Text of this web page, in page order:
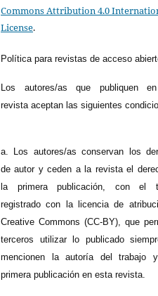
Commons Attribution 4.0
License.
Política para revistas de acceso
Los autores/as que publiquen
revista aceptan las siguientes
a. Los autores/as conservan los
de autor y ceden a la revista el
la primera publicación, con el
registrado con la licencia de
Creative Commons (CC-BY), que
terceros utilizar lo publicado
mencionen la autoría del trabajo
primera publicación en esta revista.